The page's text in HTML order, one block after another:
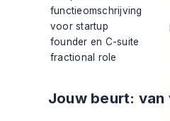
functieomschrijving
voor startup
founder en C-suite
fractional role
Jouw beurt: